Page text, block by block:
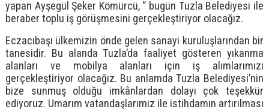
yapan Ayşegül Şeker Kömürcü, “ bugün Tuzla Belediyesi ile
beraber toplu iş görüşmesini gerçekleştiriyor olacağız.
Eczacıbaşı ülkemizin önde gelen sanayi kuruluşlarından bir
tanesidir. Bu alanda Tuzla’da faaliyet gösteren yıkanma
alanları ve mobilya alanları için iş alımlarımızı
gerçekleştiriyor olacağız. Bu anlamda Tuzla Belediyesi’nin
bize sunmuş olduğu imkânlardan dolayı çok teşekkür
ediyoruz. Umarım vatandaşlarımız ile istihdamın artırılması